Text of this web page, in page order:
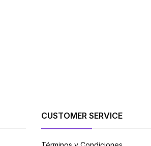
CUSTOMER SERVICE